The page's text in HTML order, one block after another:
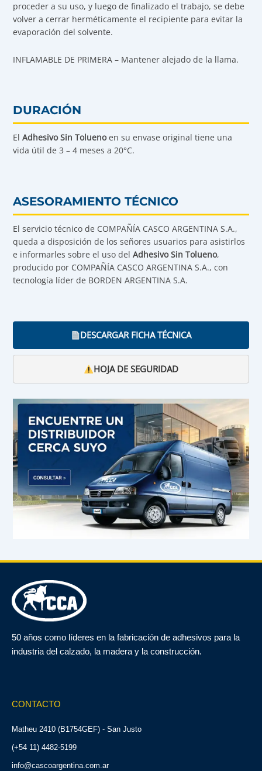
proceder a su uso, y luego de finalizado el trabajo, se debe
volver a cerrar herméticamente el recipiente para evitar la
evaporación del solvente.
INFLAMABLE DE PRIMERA – Mantener alejado de la llama.
DURACIÓN
ElAdhesivo Sin Toluenoen su envase original tiene una
vida útil de 3 – 4 meses a 20°C.
ASESORAMIENTO TÉCNICO
El servicio técnico de COMPAÑÍA CASCO ARGENTINA S.A.,
queda a disposición de los señores usuarios para asistirlos
e informarles sobre el uso delAdhesivo Sin Tolueno,
producido por COMPAÑÍA CASCO ARGENTINA S.A., con
tecnología líder de BORDEN ARGENTINA S.A.
DESCARGAR FICHA TÉCNICA
HOJA DE SEGURIDAD
50 años como líderes en la fabricación de adhesivos para la
industria del calzado, la madera y la construcción.
CONTACTO
Matheu 2410 (B1754GEF) - San Justo
(+54 11) 4482-5199
info@cascoargentina.com.ar